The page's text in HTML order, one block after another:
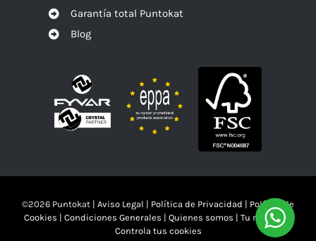
Garantía total Puntokat
Blog
©2026 Puntokat | Aviso Legal | Política de Privacidad | Política de
Cookies | Condiciones Generales | Quienes somos | Tu mandas!!
Controla tus cookies